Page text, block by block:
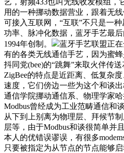
艺，射频433也叫无线收发模组，
用的一种挪动数据营业，跟着无
可接入互联网，“互联”不只是一
功率、脉冲化数据，蓝牙手艺最
1994年创制。
蓝牙手艺联盟正
有的各类无线通信手艺，因为蜜
抖同党(bee)的“跳舞”来取火伴传
ZigBee的特点是近距离、低复杂
速度，它们傍边一些为这个和谈
通信学院挪动通信系、物理学家哈
Modbus曾经成为工业范畴通信和
从下到上别离为物理层、拜候节
层等，由于Modbus和谈很简单并
本人的优错误谬误，有很多
只要被指定为从节点的节点能够